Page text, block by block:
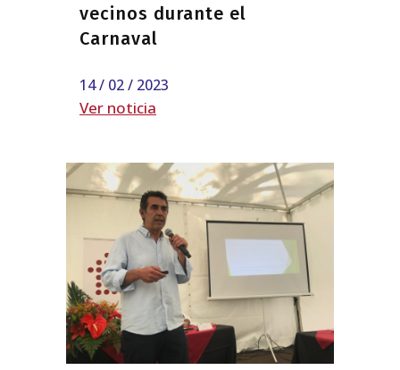
vecinos durante el
Carnaval
14 / 02 / 2023
Ver noticia